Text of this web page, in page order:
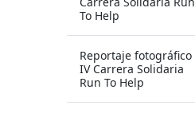
To Help
Reportaje fotográfico
IV Carrera Solidaria
Run To Help